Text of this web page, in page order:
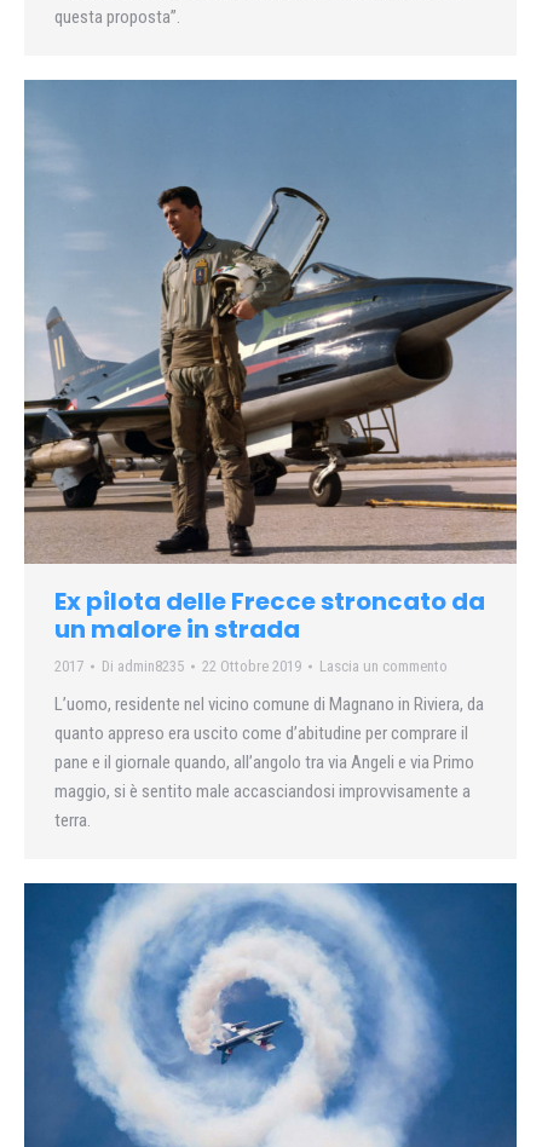
questa proposta”.
Ex pilota delle Frecce stroncato da
un malore in strada
2017 Di admin8235 22 Ottobre 2019 Lascia un commento
L’uomo, residente nel vicino comune di Magnano in Riviera, da
quanto appreso era uscito come d’abitudine per comprare il
pane e il giornale quando, all’angolo tra via Angeli e via Primo
maggio, si è sentito male accasciandosi improvvisamente a
terra.